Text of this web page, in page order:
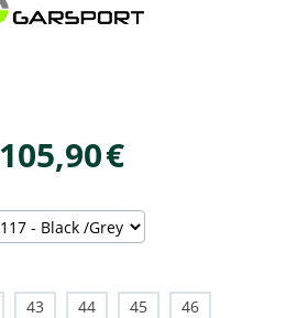
105,90€
43 44 45
46